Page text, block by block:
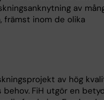
av
främst inom de olika
av hög
behov. FiH utgör en